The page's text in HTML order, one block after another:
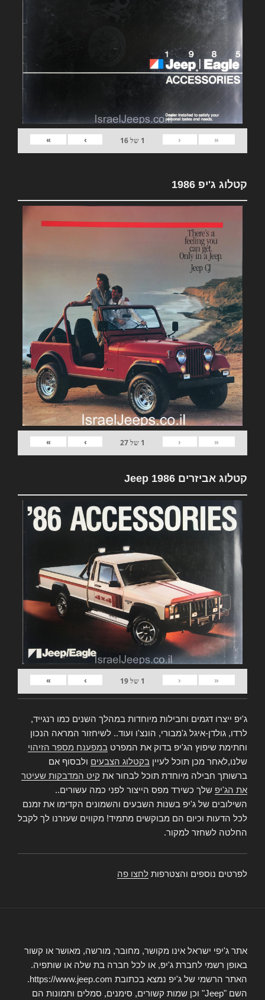
«
‹
1 של16
›
»
קטלוג ג'יפ 1986
«
‹
1 של27
›
»
קטלוג אביזרים Jeep 1986
«
‹
1 של19
›
»
ג'יפ ייצרו דגמים וחבילות מיוחדות במהלך השנים כמו רנגייד,
לרדו, גולדן-איגל ג'מבורי, הונצ'ו ועוד.. לשיחזור המראה הנכון
וחתימת שיפוץ הג'יפ בדוק את המפרט במפענח מספר הזיהוי
שלנו,לאחר מכן תוכל לעיין בקטלוג הצבעים ולבסוף אם
ברשותך חבילה מיוחדת תוכל לבחור את קיט המדבקות שעיטר
את הג'יפ שלך כשירד מפס הייצור לפני כמה עשורים..
השילובים של ג'יפ בשנות השבעים והשמונים הקדימו את זמנם
לכל הדעות וכיום הם מבוקשים מתמיד! מקווים שעזרנו לך לקבל
החלטה לשחזר למקור.
לפרטים נוספים והצטרפות לחצו פה
אתר ג'יפי ישראל אינו מקושר, מחובר, מורשה, מאושר או קשור
באופן רשמי לחברת ג'יפ, או לכל חברה בת שלה או שותפיה.
האתר הרשמי של ג'יפ נמצא בכתובת https://www.jeep.com.
השם "Jeep" וכן שמות קשורים, סימנים, סמלים ותמונות הם